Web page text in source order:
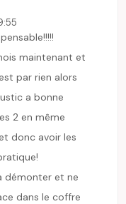
maintenant et
par rien alors
a bonne
2 en même
donc avoir les
démonter et ne
dans le coffre